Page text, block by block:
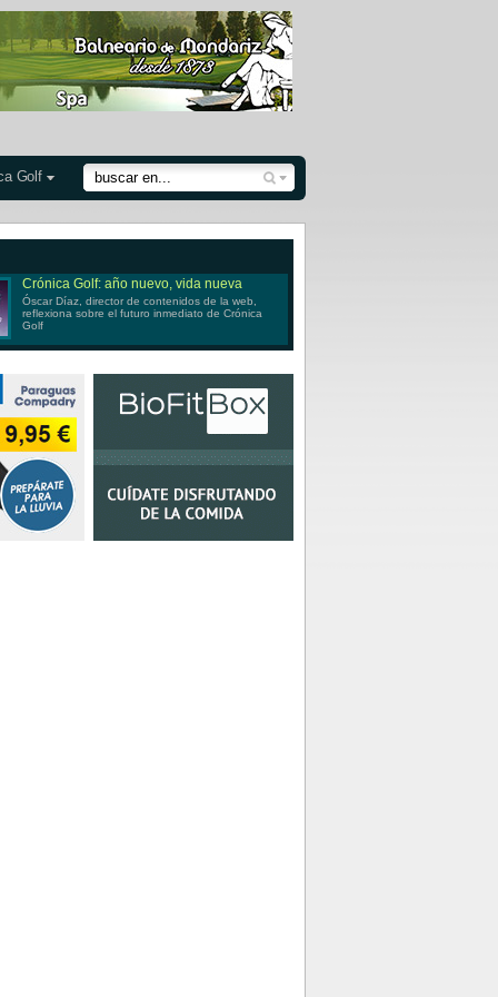
Golf
Crónica Golf: año nuevo, vida nueva
Óscar Díaz, director de contenidos de la web,
reflexiona sobre el futuro inmediato de Crónica
Golf